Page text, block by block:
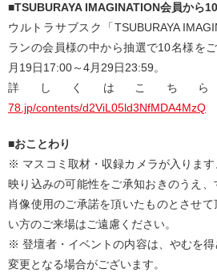
■TSUBURAYA IMAGINATION会員から
ウルトラサブスク「TSUBURAYA
ランの会員様の中から抽選で10名様を
月19日17:00～4月29日23:59。
詳しくはこち
78.jp/contents/d2ViL05ld3NfMDA4MzQ
■おことわり
※ マスコミ取材・収録カメラが入ります
映り込みの可能性をご承知おきのうえ
肖像使用のご承諾を頂いたものとさせ
い方のご来場はご遠慮ください。
※ 登壇者・イベントの内容は、やむを
変更となる場合がございます。